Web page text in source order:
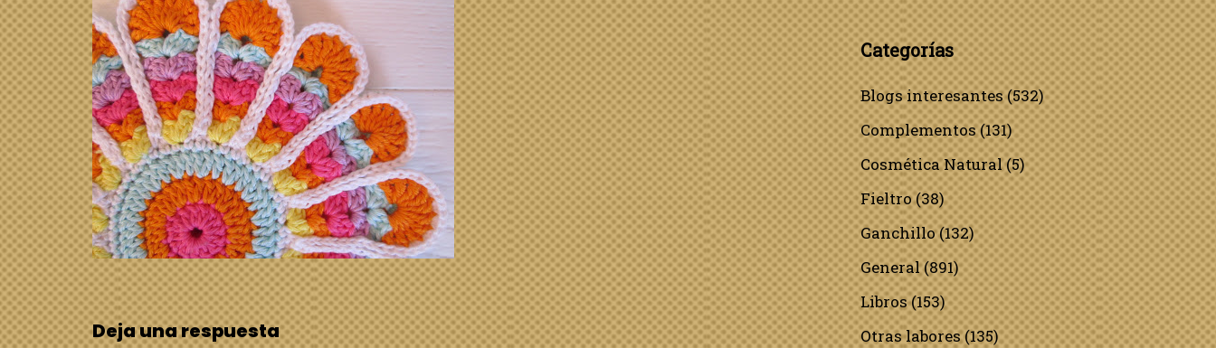
Deja una respuesta
Categorías
Blogs interesantes(532)
Complementos(131)
Cosmética Natural(5)
Fieltro(38)
Ganchillo(132)
General(891)
Libros(153)
Otras labores(135)